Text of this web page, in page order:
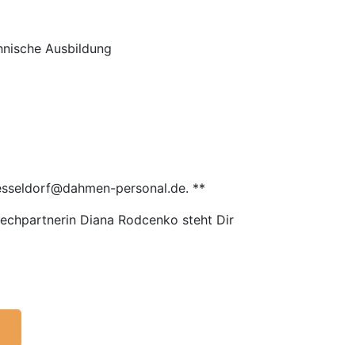
Ausbildung
personal.de. **
Diana Rodcenko steht Dir